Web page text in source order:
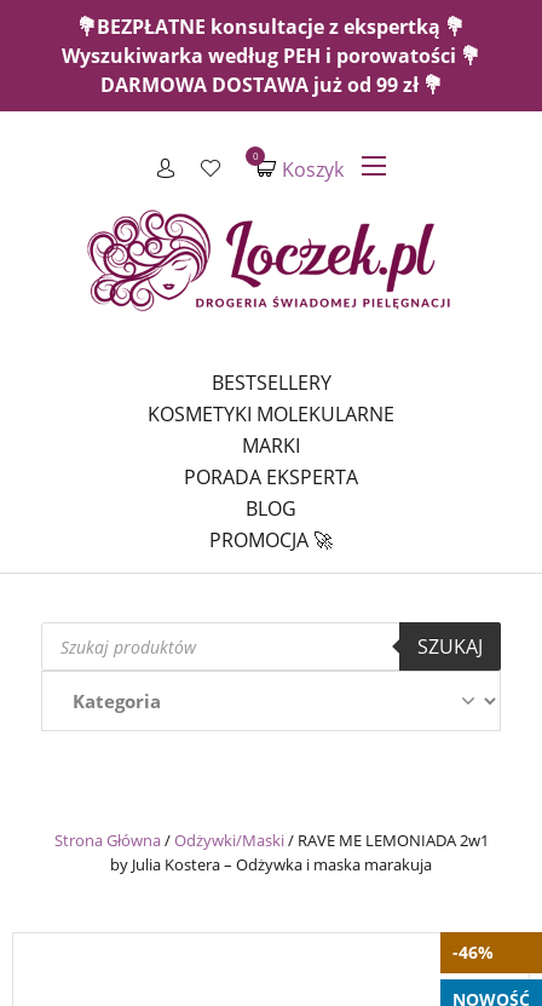
💐BEZPŁATNE konsultacje z ekspertką 💐
Wyszukiwarka według PEH i porowatości 💐
DARMOWA DOSTAWA już od 99 zł 💐
Koszyk
0
BESTSELLERY
KOSMETYKI MOLEKULARNE
MARKI
PORADA EKSPERTA
BLOG
PROMOCJA 🚀
Wyszukiwarka
produktów
SZUKAJ
Strona Główna/Odżywki/Maski/ RAVE ME LEMONIADA 2w1
by Julia Kostera – Odżywka i maska marakuja
-46%
NOWOŚĆ